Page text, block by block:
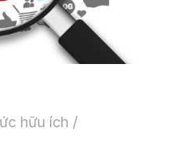
hữu ích